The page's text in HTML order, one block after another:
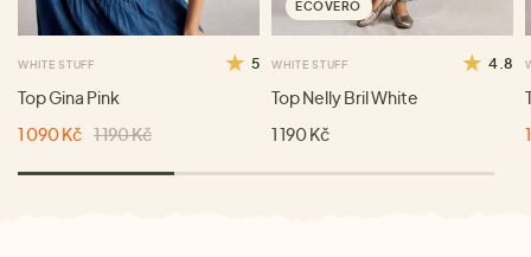
WHITE STUFF 5
Top Gina Pink
1 090 Kč 1 190 Kč
ECOVERO
WHITE STUFF 4.8
Top Nelly Bril White
1 190 Kč